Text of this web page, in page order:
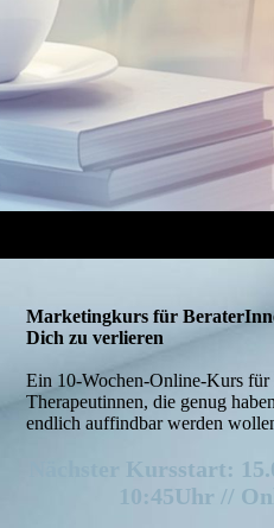
Marketingkurs für
Dich zu verlieren
Ein 10-Wochen-Online-Kurs für
Therapeutinnen, die genug
endlich auffindbar werden
Nächster Kursstart:
10:45Uhr //